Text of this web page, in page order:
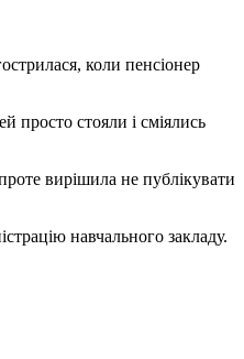
коли пенсіонер
просто стояли і сміялись
вирішила не публікувати
навчального закладу.